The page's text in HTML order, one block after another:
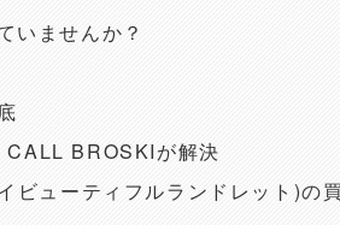
いませんか？
CALL BROSKIが解決
ューティフルランドレット)の